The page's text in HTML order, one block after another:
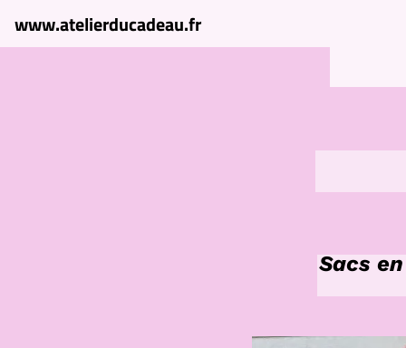
www.atelierducadeau.fr
Sacs